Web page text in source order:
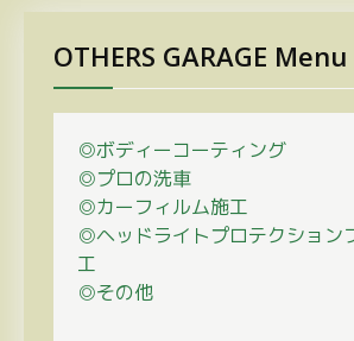
OTHERS GARAGE Menu
◎ボディーコーティング
◎プロの洗車
◎カーフィルム施工
◎ヘッドライトプロテクション
工
◎その他